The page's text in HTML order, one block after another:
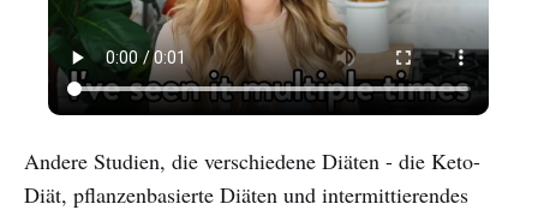
Andere Studien, die verschiedene Diäten - die Keto-
Diät, pflanzenbasierte Diäten und intermittierendes